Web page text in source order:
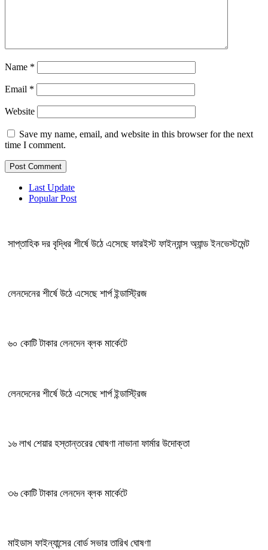
Name *
Email *
Website
Save my name, email, and website in this browser for the next
time I comment.
Last Update
Popular Post
সাপ্তাহিক দর বৃদ্ধির শীর্ষে উঠে এসেছে ফারইস্ট ফাইন্যান্স অ্যান্ড ইনভেস্টমেন্ট
লেনদেনের শীর্ষে উঠে এসেছে শার্প ইন্ডাস্ট্রিজ
৬০ কোটি টাকার লেনদেন ব্লক মার্কেটে
লেনদেনের শীর্ষে উঠে এসেছে শার্প ইন্ডাস্ট্রিজ
১৬ লাখ শেয়ার হস্তান্তরের ঘোষণা নাভানা ফার্মার উদোক্তা
৩৬ কোটি টাকার লেনদেন ব্লক মার্কেটে
মাইডাস ফাইন্যান্সের বোর্ড সভার তারিখ ঘোষণা